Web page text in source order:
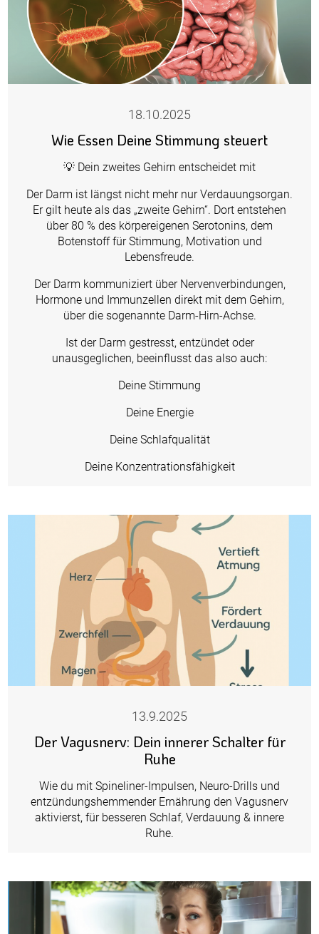
18.10.2025
Wie Essen Deine Stimmung steuert
💡 Dein zweites Gehirn entscheidet mit
Der Darm ist längst nicht mehr nur Verdauungsorgan.
Er gilt heute als das „zweite Gehirn“. Dort entstehen
über 80 % des körpereigenen Serotonins, dem
Botenstoff für Stimmung, Motivation und
Lebensfreude.
Der Darm kommuniziert über Nervenverbindungen,
Hormone und Immunzellen direkt mit dem Gehirn,
über die sogenannte Darm-Hirn-Achse.
Ist der Darm gestresst, entzündet oder
unausgeglichen, beeinflusst das also auch:
Deine Stimmung
Deine Energie
Deine Schlafqualität
Deine Konzentrationsfähigkeit
13.9.2025
Der Vagusnerv: Dein innerer Schalter für
Ruhe
Wie du mit Spineliner-Impulsen, Neuro-Drills und
entzündungshemmender Ernährung den Vagusnerv
aktivierst, für besseren Schlaf, Verdauung & innere
Ruhe.